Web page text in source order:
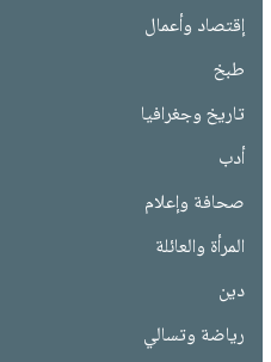
إقتصاد وأعمال
طبخ
تاريخ وجغرافيا
أدب
صحافة وإعلام
المرأة والعائلة
دين
رياضة وتسالي